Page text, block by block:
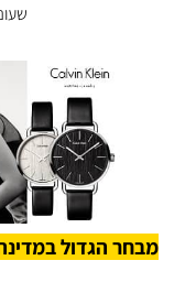
מבחר הגדול